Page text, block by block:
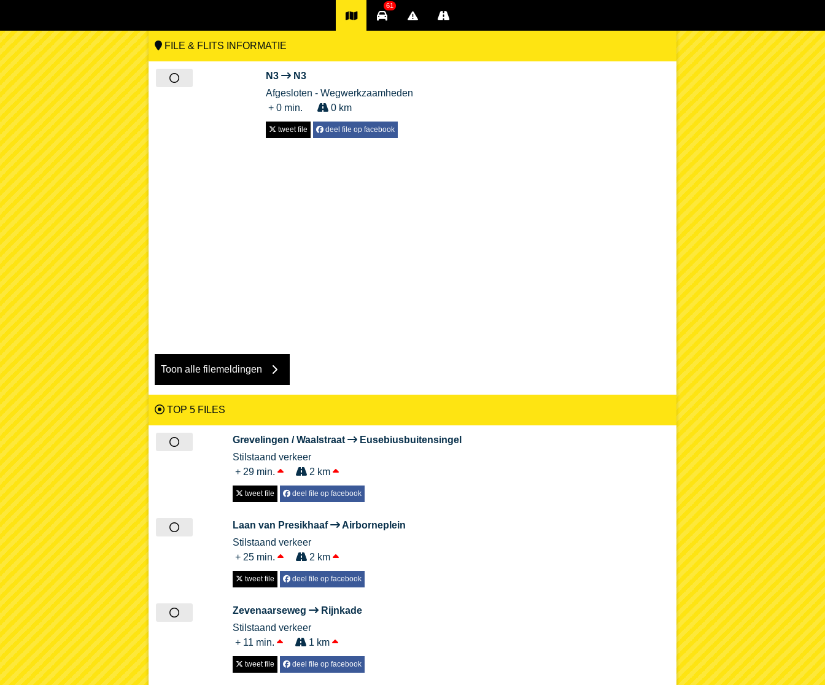
61
FILE & FLITS INFORMATIE
N3
N3
Afgesloten - Wegwerkzaamheden
+ 0 min.
0 km
tweet file deel file op facebook
Toon alle filemeldingen
TOP 5 FILES
Grevelingen / Waalstraat
Eusebiusbuitensingel
Stilstaand verkeer
+ 29 min.
2 km
tweet file deel file op facebook
Laan van Presikhaaf
Airborneplein
Stilstaand verkeer
+ 25 min.
2 km
tweet file deel file op facebook
Zevenaarseweg
Rijnkade
Stilstaand verkeer
+ 11 min.
1 km
tweet file deel file op facebook